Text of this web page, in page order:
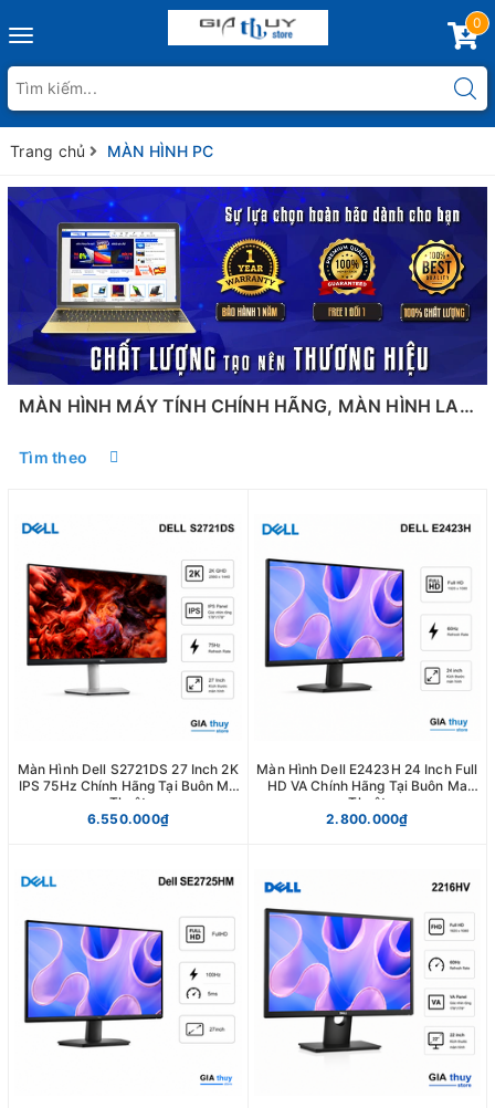
Toggle
0
Trang chủ MÀN HÌNH PC
MÀN HÌNH MÁY TÍNH CHÍNH HÃNG, MÀN HÌNH LAPTOP GIÁ RẺ
Tìm theo
Màn Hình Dell S2721DS 27 Inch 2K
IPS 75Hz Chính Hãng Tại Buôn Ma
Thuột
6.550.000₫
Màn Hình Dell E2423H 24 Inch Full
HD VA Chính Hãng Tại Buôn Ma
Thuột
2.800.000₫